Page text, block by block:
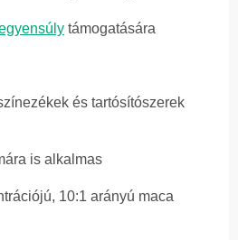
támogatására
és tartósítószerek
is alkalmas
10:1 arányú maca